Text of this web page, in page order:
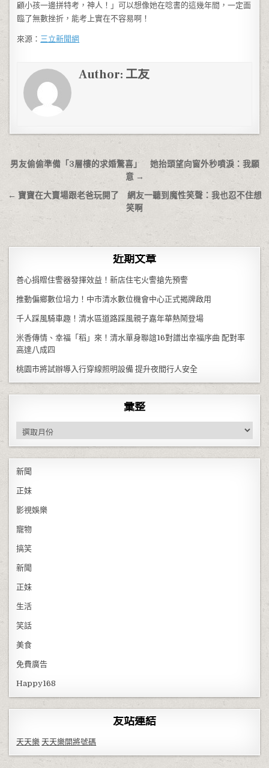
顧小孩一邊拼特考，神人！」可以想像她在唸書的這幾年間，一定面
臨了無數挫折，能考上實在不容易啊！
來源： 三立新聞網
Author: 工友
文章導覽
男友偷偷準備「3層樓的求婚驚喜」 她抬頭望向窗外秒噴淚：我願
意 →
← 寶寶在大賣場跟老爸玩開了 網友一聽到魔性笑聲：我也忍不住想
笑啊
近期文章
善心捐贈住警器發揮效益！新店住宅火警搶先預警
推動偏鄉數位培力！中市清水數位機會中心正式揭牌啟用
千人踩風騎車趣！清水區道路踩風親子嘉年華熱鬧登場
米香傳情、幸福「稻」來！清水單身聯誼16對譜出幸福序曲 配對率
高達八成四
桃園市將試辦導入行穿線照明設備 提升夜間行人安全
彙整
彙整
新聞
正妹
影視娛樂
寵物
搞笑
新聞
正妹
生活
笑話
美食
免費廣告
Happy168
友站連結
天天樂 天天樂開將號碼